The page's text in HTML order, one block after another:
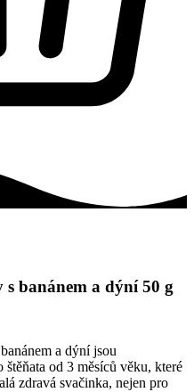
s banánem a dýní 50 g
a dýní jsou
od 3 měsíců věku, které
zdravá svačinka, nejen pro